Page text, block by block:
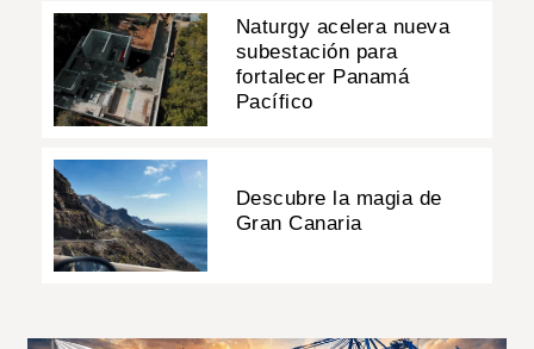
Naturgy acelera nueva
subestación para
fortalecer Panamá
Pacífico
Descubre la magia de
Gran Canaria